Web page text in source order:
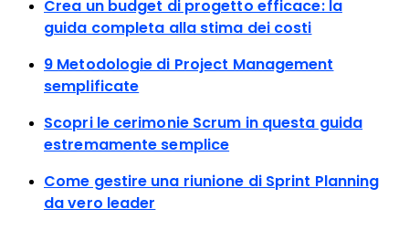
Crea un budget di progetto efficace: la
guida completa alla stima dei costi
9 Metodologie di Project Management
semplificate
Scopri le cerimonie Scrum in questa guida
estremamente semplice
Come gestire una riunione di Sprint Planning
da vero leader